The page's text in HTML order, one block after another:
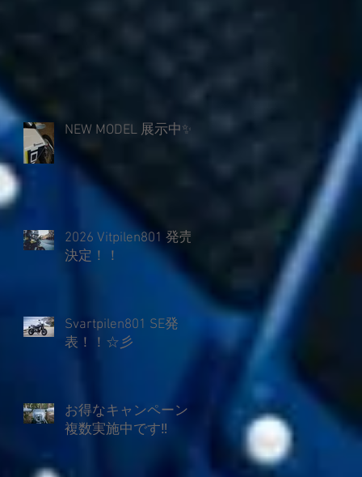
NEW MODEL 展示中✨️
2026 Vitpilen801 発売
決定！！
Svartpilen801 SE発
表！！☆彡
お得なキャンペーン
複数実施中です‼